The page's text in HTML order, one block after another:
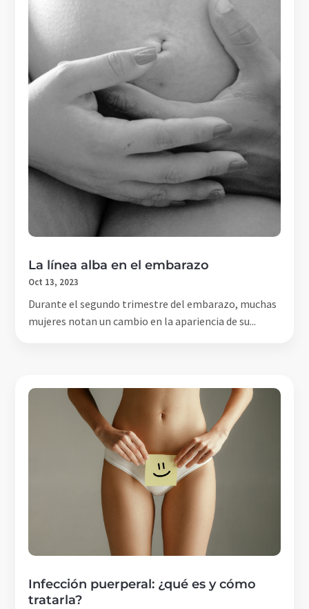
La línea alba en el embarazo
Oct 13, 2023
Durante el segundo trimestre del embarazo, muchas
mujeres notan un cambio en la apariencia de su...
Infección puerperal: ¿qué es y cómo
tratarla?